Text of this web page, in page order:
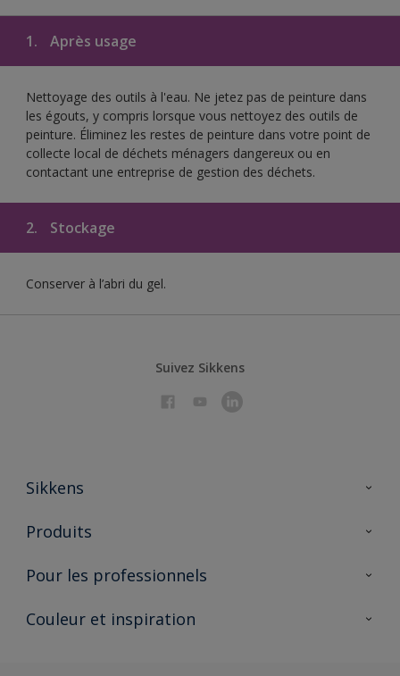
1. Après usage
Nettoyage des outils à l'eau. Ne jetez pas de peinture dans
les égouts, y compris lorsque vous nettoyez des outils de
peinture. Éliminez les restes de peinture dans votre point de
collecte local de déchets ménagers dangereux ou en
contactant une entreprise de gestion des déchets.
2. Stockage
Conserver à l’abri du gel.
Suivez Sikkens
Sikkens
À propos de Sikkens
Durabilité
Produits
Produits pour l’intérieur
Trouver un point de vente
Pour les professionnels
Partenaires Sikkens 🔗
Couleur et inspiration